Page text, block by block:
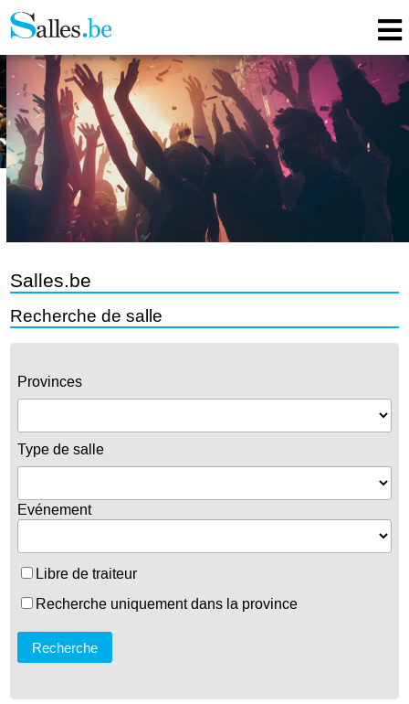
Salles.be
Recherche de salle
Provinces
Type de salle
Evénement
Libre de traiteur
Recherche uniquement dans la province
Recherche